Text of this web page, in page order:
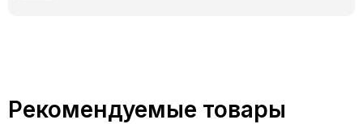
Рекомендуемые товары